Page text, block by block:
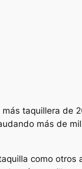
taquillera de
más de
como